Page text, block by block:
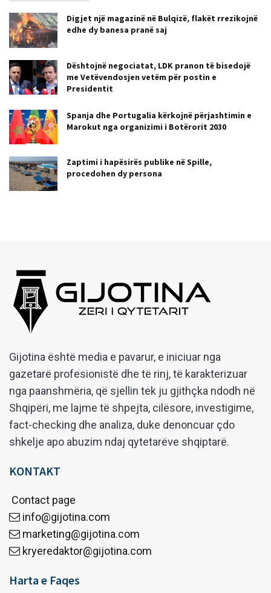
Digjet një magazinë në Bulqizë, flakët rrezikojnë
edhe dy banesa pranë saj
Dështojnë negociatat, LDK pranon të bisedojë
me Vetëvendosjen vetëm për postin e
Presidentit
Spanja dhe Portugalia kërkojnë përjashtimin e
Marokut nga organizimi i Botërorit 2030
Zaptimi i hapësirës publike në Spille,
procedohen dy persona
Gijotina është media e pavarur, e iniciuar nga
gazetarë profesionistë dhe të rinj, të karakterizuar
nga paanshmëria, që sjellin tek ju gjithçka ndodh në
Shqipëri, me lajme të shpejta, cilësore, investigime,
fact-checking dhe analiza, duke denoncuar çdo
shkelje apo abuzim ndaj qytetarëve shqiptarë.
KONTAKT
Contact page
info@gijotina.com
marketing@gijotina.com
kryeredaktor@gijotina.com
Harta e Faqes